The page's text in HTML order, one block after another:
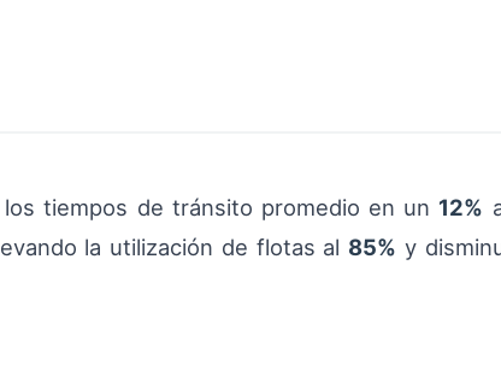
tiempos de tránsito promedio en un 12%
la utilización de flotas al 85% y